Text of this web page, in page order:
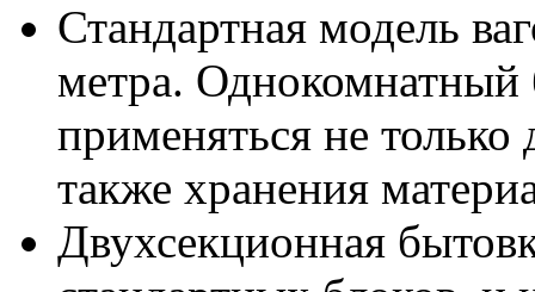
Стандартная модель
метра. Однокомнатный
применяться не
также хранения
Двухсекционная